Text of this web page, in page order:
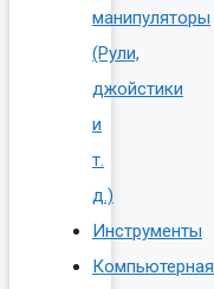
манипуляторы
(Рули,
джойстики
и
т.
д.)
Инструменты
Компьютерная